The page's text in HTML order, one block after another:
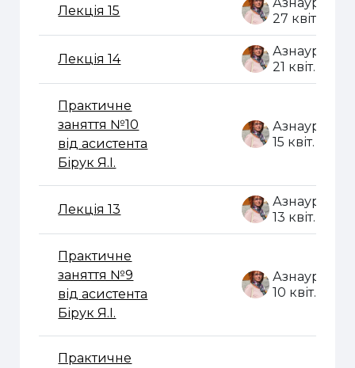
Лекція 15
27 квіт. 2020
Лекція 14
21 квіт. 2020
Практичне
заняття №10
від асистента
Бірук Я.І.
15 квіт. 2020
Лекція 13
13 квіт. 2020
Практичне
заняття №9
від асистента
Бірук Я.І.
10 квіт. 2020
Практичне